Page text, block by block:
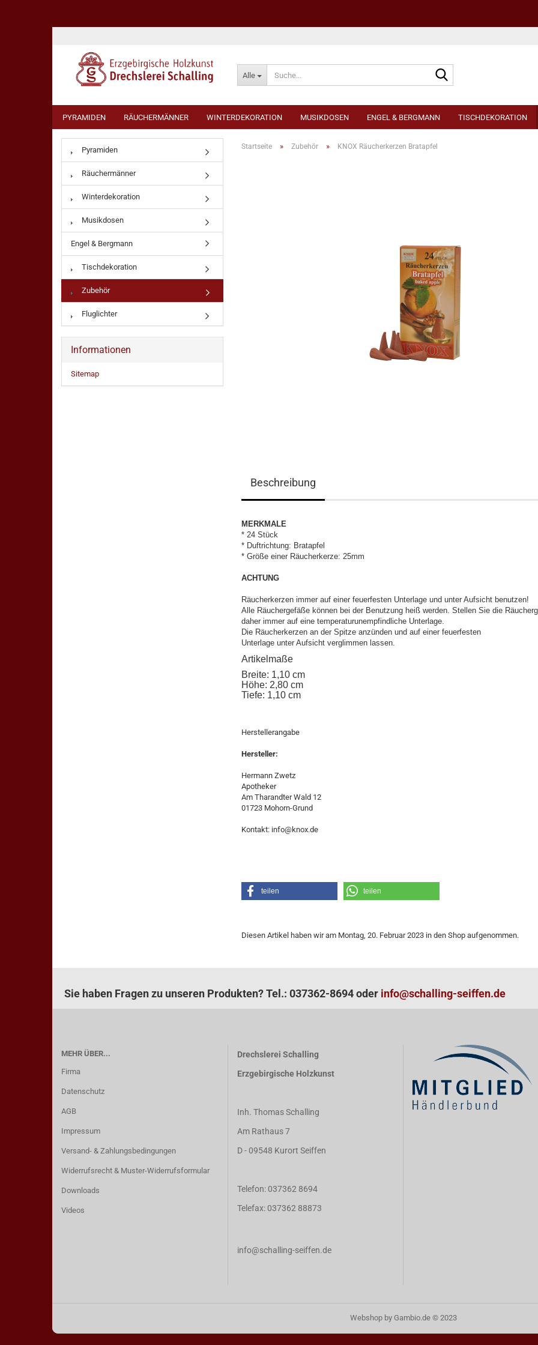
Alle
PYRAMIDEN RÄUCHERMÄNNER WINTERDEKORATION MUSIKDOSEN ENGEL & BERGMANN TISCHDEKORATION
Startseite » Zubehör » KNOX Räucherkerzen Bratapfel
Beschreibung
MERKMALE
* 24 Stück
* Duftrichtung: Bratapfel
* Größe einer Räucherkerze: 25mm
ACHTUNG
Räucherkerzen immer auf einer feuerfesten Unterlage und unter Aufsicht benutzen!
Alle Räuchergefäße können bei der Benutzung heiß werden. Stellen Sie die
daher immer auf eine temperaturunempfindliche Unterlage.
Die Räucherkerzen an der Spitze anzünden und auf einer feuerfesten
Unterlage unter Aufsicht verglimmen lassen.
Artikelmaße
Breite: 1,10 cm
Höhe: 2,80 cm
Tiefe: 1,10 cm
Herstellerangabe
Hersteller:
Hermann Zwetz
Apotheker
Am Tharandter Wald 12
01723 Mohorn-Grund
Kontakt: info@knox.de
teilen teilen
Diesen Artikel haben wir am Montag, 20. Februar 2023 in den Shop aufgenommen.
Pyramiden
Räuchermänner
Winterdekoration
Musikdosen
Engel & Bergmann
Tischdekoration
Zubehör
Fluglichter
Informationen
Sitemap
Sie haben Fragen zu unseren Produkten? Tel.: 037362-8694 oder info@schalling-seiffen.de
MEHR ÜBER...
Firma
Datenschutz
AGB
Impressum
Versand- & Zahlungsbedingungen
Widerrufsrecht & Muster-Widerrufsformular
Downloads
Videos
Drechslerei Schalling
Erzgebirgische Holzkunst
Inh. Thomas Schalling
Am Rathaus 7
D - 09548 Kurort Seiffen
Telefon: 037362 8694
Telefax: 037362 88873
info@schalling-seiffen.de
Webshop by Gambio.de © 2023